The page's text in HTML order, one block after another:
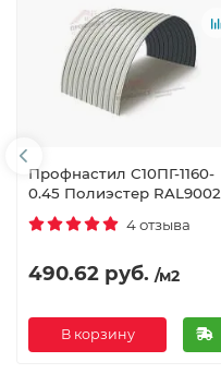
Профнастил С10ПГ-1160-
0.45 Полиэстер RAL9002
4 отзыва
490.62 руб. /м2
В корзину